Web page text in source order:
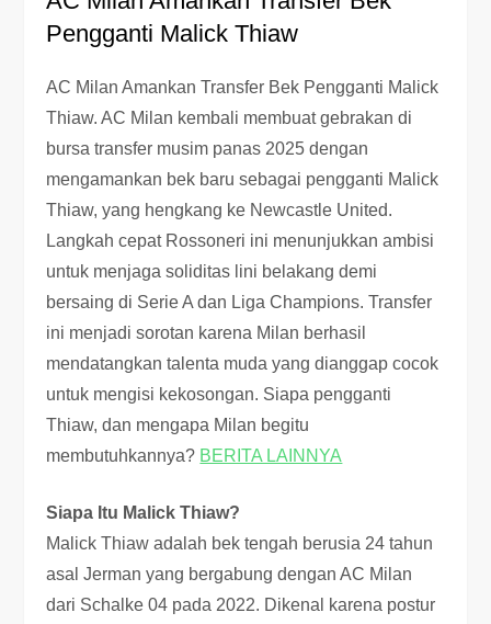
Pengganti Malick Thiaw
AC Milan Amankan Transfer Bek Pengganti Malick
Thiaw. AC Milan kembali membuat gebrakan di
bursa transfer musim panas 2025 dengan
mengamankan bek baru sebagai pengganti Malick
Thiaw, yang hengkang ke Newcastle United.
Langkah cepat Rossoneri ini menunjukkan ambisi
untuk menjaga soliditas lini belakang demi
bersaing di Serie A dan Liga Champions. Transfer
ini menjadi sorotan karena Milan berhasil
mendatangkan talenta muda yang dianggap cocok
untuk mengisi kekosongan. Siapa pengganti
Thiaw, dan mengapa Milan begitu
membutuhkannya? BERITA LAINNYA
Siapa Itu Malick Thiaw?
Malick Thiaw adalah bek tengah berusia 24 tahun
asal Jerman yang bergabung dengan AC Milan
dari Schalke 04 pada 2022. Dikenal karena postur